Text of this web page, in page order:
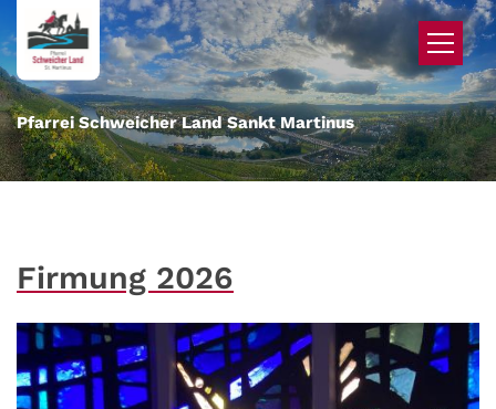
Zum Inhalt springen
Pfarrei Schweicher Land Sankt Martinus
Firmung 2026